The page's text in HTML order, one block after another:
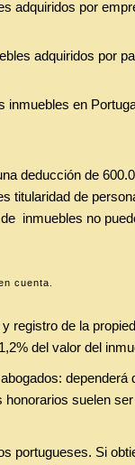
adquiridos por
adquiridos por
inmuebles en
deducción de
titularidad de
inmuebles no
cuenta.
registro de la
del valor del
dependerá
honorarios suelen
portugueses. Si